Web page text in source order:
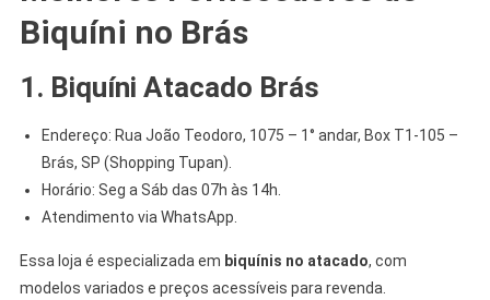
Biquíni no Brás
1. Biquíni Atacado Brás
Endereço: Rua João Teodoro, 1075 – 1° andar, Box T1-105 –
Brás, SP (Shopping Tupan).
Horário: Seg a Sáb das 07h às 14h.
Atendimento via WhatsApp.
Essa loja é especializada em biquínis no atacado, com
modelos variados e preços acessíveis para revenda.